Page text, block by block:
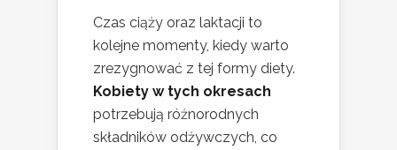
Czas ciąży oraz laktacji to
kolejne momenty, kiedy warto
zrezygnować z tej formy diety.
Kobiety w tych okresach
potrzebują różnorodnych
składników odżywczych, co